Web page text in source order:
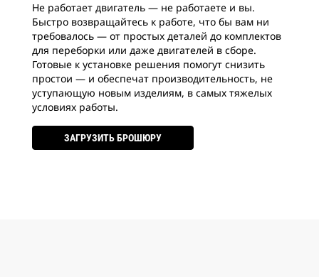
Не работает двигатель — не работаете и вы.
Быстро возвращайтесь к работе, что бы вам ни
требовалось — от простых деталей до комплектов
для переборки или даже двигателей в сборе.
Готовые к установке решения помогут снизить
простои — и обеспечат производительность, не
уступающую новым изделиям, в самых тяжелых
условиях работы.
ЗАГРУЗИТЬ БРОШЮРУ